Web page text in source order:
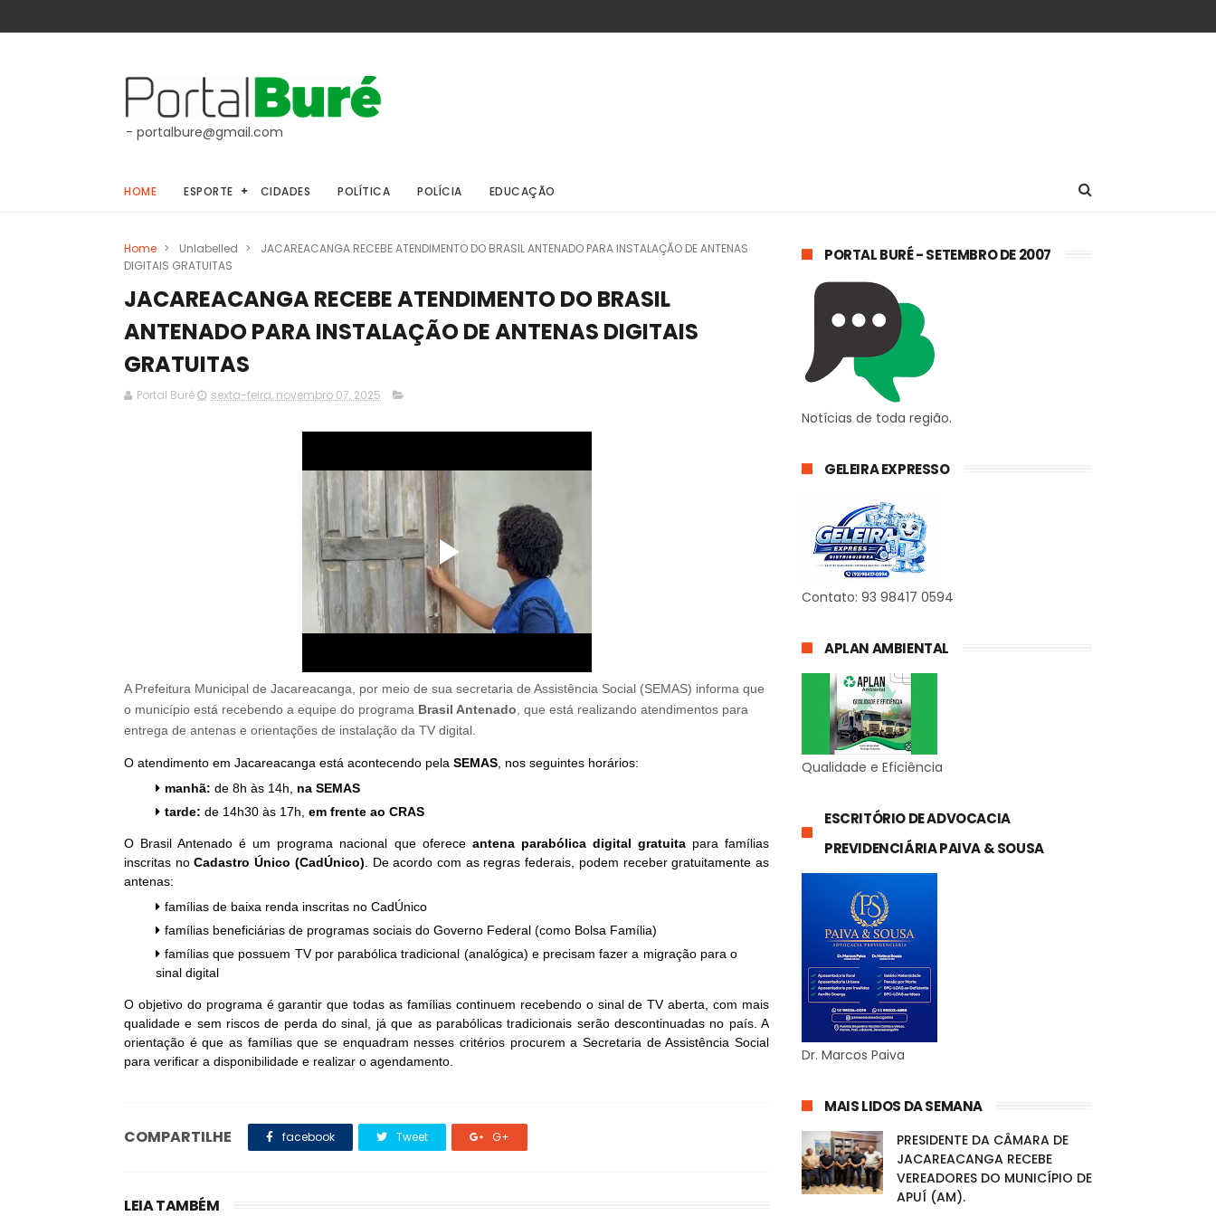
- portalbure@gmail.com
HOME ESPORTE CIDADES POLÍTICA POLÍCIA EDUCAÇÃO
Home > Unlabelled >
JACAREACANGA RECEBE ATENDIMENTO DO BRASIL ANTENADO PARA INSTALAÇÃO DE ANTENAS
DIGITAIS GRATUITAS
JACAREACANGA RECEBE ATENDIMENTO DO BRASIL
ANTENADO PARA INSTALAÇÃO DE ANTENAS DIGITAIS
GRATUITAS
Portal Buré sexta-feira, novembro 07, 2025
A Prefeitura Municipal de Jacareacanga, por meio de sua secretaria de Assistência Social (SEMAS) informa que
o município está recebendo a equipe do programa Brasil Antenado , que está realizando atendimentos para
entrega de antenas e orientações de instalação da TV digital.
O atendimento em Jacareacanga está acontecendo pela SEMAS , nos seguintes horários:
manhã: de 8h às 14h, na SEMAS
tarde: de 14h30 às 17h, em frente ao CRAS
O Brasil Antenado é um programa nacional que oferece antena parabólica digital gratuitapara famílias
inscritas noCadastro Único (CadÚnico) . De acordo com as regras federais, podem receber gratuitamente as
antenas:
famílias de baixa renda inscritas no CadÚnico
famílias beneficiárias de programas sociais do Governo Federal (como Bolsa Família)
famílias que possuem TV por parabólica tradicional (analógica) e precisam fazer a migração para o
sinal digital
O objetivo do programa é garantir que todas as famílias continuem recebendo o sinal de TV aberta, com mais
qualidade e sem riscos de perda do sinal, já que as parabólicas tradicionais serão descontinuadas no país. A
orientação é que as famílias que se enquadram nesses critérios procurem a Secretaria de Assistência Social
para verificar a disponibilidade e realizar o agendamento.
COMPARTILHE facebook Tweet G+
LEIA TAMBÉM
PORTAL BURÉ - SETEMBRO DE 2007
Notícias de toda região.
GELEIRA EXPRESSO
Contato: 93 98417 0594
APLAN AMBIENTAL
Qualidade e Eficiência
ESCRITÓRIO DE ADVOCACIA
PREVIDENCIÁRIA PAIVA & SOUSA
Dr. Marcos Paiva
MAIS LIDOS DA SEMANA
PRESIDENTE DA CÂMARA DE
JACAREACANGA RECEBE
VEREADORES DO MUNICÍPIO DE
APUÍ (AM).